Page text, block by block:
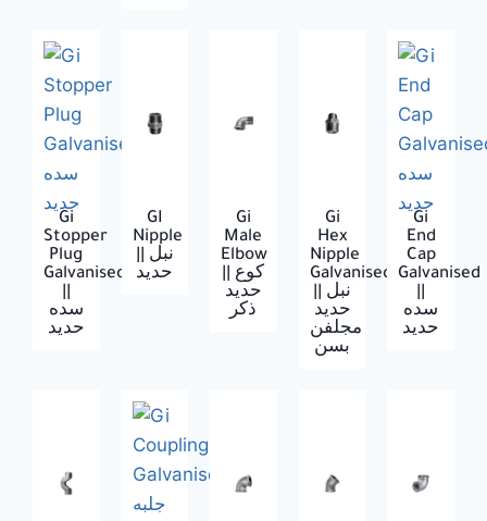
Gi
Stopper
Plug
Galvanised
سده
GI
Nipple
حديد
Gi
Male
Elbow
حديد
ذكر
Gi
Hex
Nipple
Galvanised
حديد
مجلفن
بسن
Gi
End
Cap
Galvanised
سده